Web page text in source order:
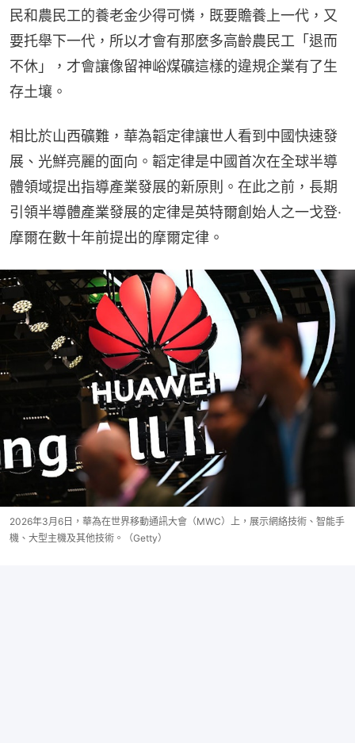
民和農民工的養老金少得可憐，既要贍養上一代，又
要托舉下一代，所以才會有那麼多高齡農民工「退而
不休」，才會讓像留神峪煤礦這樣的違規企業有了生
存土壤。
相比於山西礦難，華為韜定律讓世人看到中國快速發
展、光鮮亮麗的面向。韜定律是中國首次在全球半導
體領域提出指導產業發展的新原則。在此之前，長期
引領半導體產業發展的定律是英特爾創始人之一戈登·
摩爾在數十年前提出的摩爾定律。
2026年3月6日，華為在世界移動通訊大會（MWC）上，展示網絡技術、智能手
機、大型主機及其他技術。（Getty）